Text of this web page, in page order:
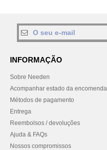
INFORMAÇÃO
Sobre Needen
Acompanhar estado da encomenda
Métodos de pagamento
Entrega
Reembolsos / devoluções
Ajuda & FAQs
Nossos compromissos